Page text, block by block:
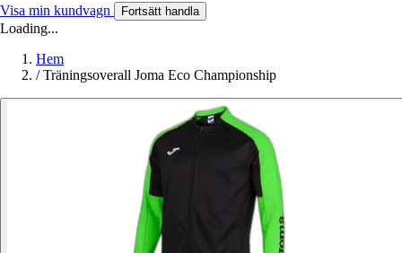
Visa min kundvagn Fortsätt handla
Loading...
Hem
/ Träningsoverall Joma Eco Championship